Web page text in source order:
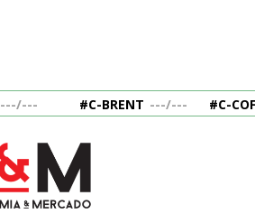
---/--- #C-BRENT ---/--- #C-